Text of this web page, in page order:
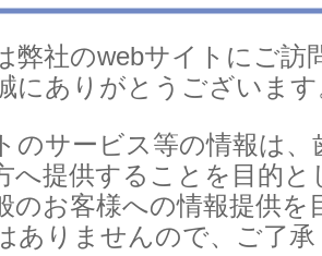
弊社のwebサイトにご訪
にありがとうございま
のサービス等の情報は、
へ提供することを目的と
のお客様への情報提供を
ありませんので、ご了